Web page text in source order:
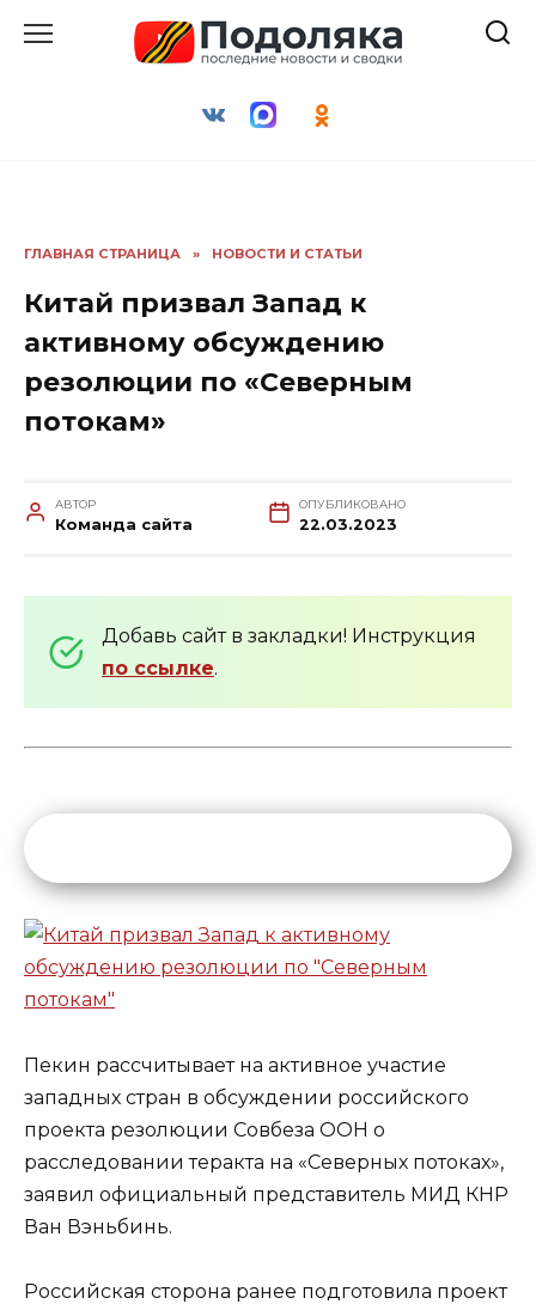
ГЛАВНАЯ СТРАНИЦА » НОВОСТИ И СТАТЬИ
Китай призвал Запад к
активному обсуждению
резолюции по «Северным
потокам»
АВТОР
Команда сайта
ОПУБЛИКОВАНО
22.03.2023
Добавь сайт в закладки! Инструкция
по ссылке.
Пекин рассчитывает на активное участие
западных стран в обсуждении российского
проекта резолюции Совбеза ООН о
расследовании теракта на «Северных потоках»,
заявил официальный представитель МИД КНР
Ван Вэньбинь.
Российская сторона ранее подготовила проект